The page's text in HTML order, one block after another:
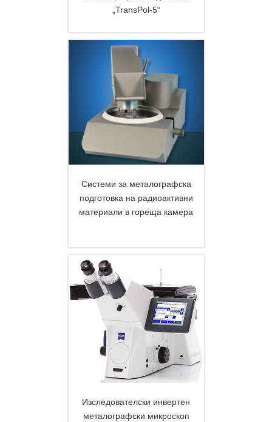
„TransPol-5“
Системи за металографска
подготовка на радиоактивни
материали в гореща камера
Изследователски инвертен
металографски микроскоп